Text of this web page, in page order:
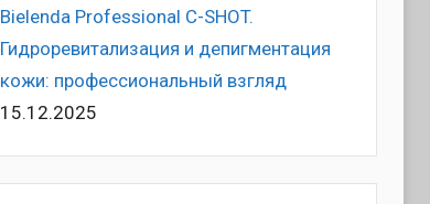
Bielenda Professional C-SHOT.
Гидроревитализация и депигментация
кожи: профессиональный взгляд
15.12.2025